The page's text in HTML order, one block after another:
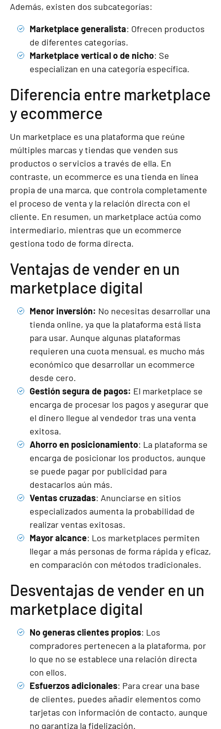
Además, existen dos subcategorías:
Marketplace generalista: Ofrecen productos
de diferentes categorías.
Marketplace vertical o de nicho: Se
especializan en una categoría específica.
Diferencia entre marketplace
y ecommerce
Un marketplace es una plataforma que reúne
múltiples marcas y tiendas que venden sus
productos o servicios a través de ella. En
contraste, un ecommerce es una tienda en línea
propia de una marca, que controla completamente
el proceso de venta y la relación directa con el
cliente. En resumen, un marketplace actúa como
intermediario, mientras que un ecommerce
gestiona todo de forma directa.
Ventajas de vender en un
marketplace digital
Menor inversión: No necesitas desarrollar una
tienda online, ya que la plataforma está lista
para usar. Aunque algunas plataformas
requieren una cuota mensual, es mucho más
económico que desarrollar un ecommerce
desde cero.
Gestión segura de pagos: El marketplace se
encarga de procesar los pagos y asegurar que
el dinero llegue al vendedor tras una venta
exitosa.
Ahorro en posicionamiento: La plataforma se
encarga de posicionar los productos, aunque
se puede pagar por publicidad para
destacarlos aún más.
Ventas cruzadas: Anunciarse en sitios
especializados aumenta la probabilidad de
realizar ventas exitosas.
Mayor alcance: Los marketplaces permiten
llegar a más personas de forma rápida y eficaz,
en comparación con métodos tradicionales.
Desventajas de vender en un
marketplace digital
No generas clientes propios: Los
compradores pertenecen a la plataforma, por
lo que no se establece una relación directa
con ellos.
Esfuerzos adicionales: Para crear una base
de clientes, puedes añadir elementos como
tarjetas con información de contacto, aunque
no garantiza la fidelización.